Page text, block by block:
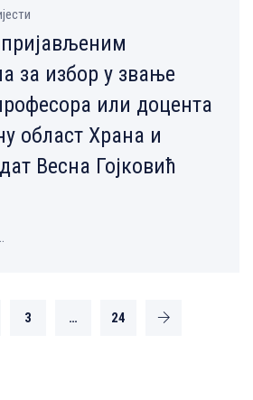
пријављеним
за избор у звање
или доцента
област Храна и
Весна Гојковић
3 … 24